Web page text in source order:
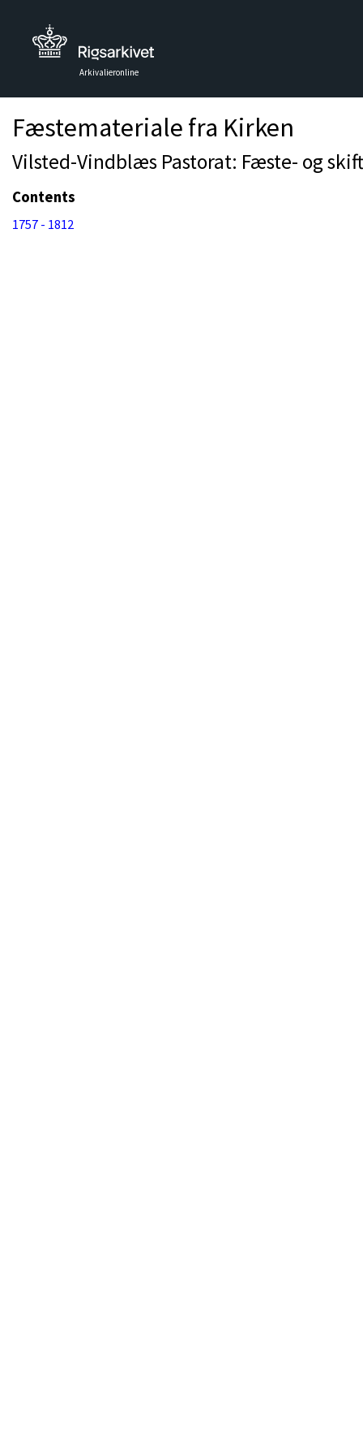
Arkivalieronline
Fæstemateriale fra Kirken
Vilsted-Vindblæs Pastorat: Fæste- og
Contents
1757 - 1812